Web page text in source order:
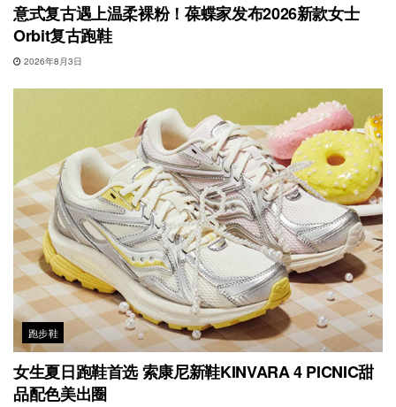
意式复古遇上温柔裸粉！葆蝶家发布2026新款女士
Orbit复古跑鞋
2026年8月3日
跑步鞋
女生夏日跑鞋首选 索康尼新鞋KINVARA 4 PICNIC甜
品配色美出圈